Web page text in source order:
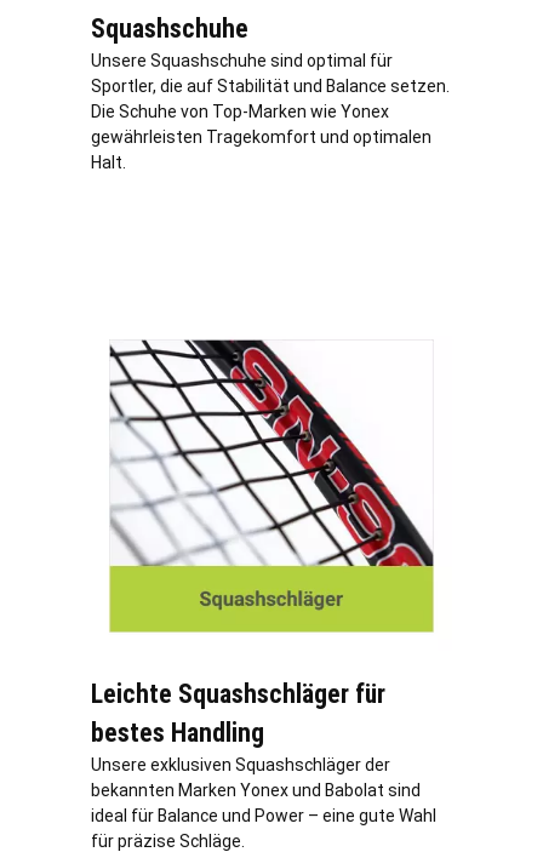
Squashschuhe
Unsere Squashschuhe sind optimal für
Sportler, die auf Stabilität und Balance setzen.
Die Schuhe von Top-Marken wie Yonex
gewährleisten Tragekomfort und optimalen
Halt.
Leichte Squashschläger für
bestes Handling
Unsere exklusiven Squashschläger der
bekannten Marken Yonex und Babolat sind
ideal für Balance und Power – eine gute Wahl
für präzise Schläge.